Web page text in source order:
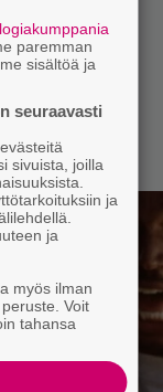
paremman
sisältöä ja
seuraavasti
sivuista, joilla
ja
ja
myös ilman
Voit
tahansa